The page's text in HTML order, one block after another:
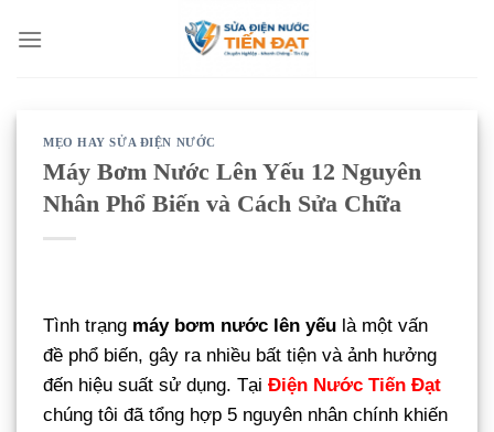
qua
MẸO HAY SỬA ĐIỆN NƯỚC
Máy Bơm Nước Lên Yếu 12 Nguyên
Nhân Phổ Biến và Cách Sửa Chữa
Tình trạng máy bơm nước lên yếu là một vấn
đề phổ biến, gây ra nhiều bất tiện và ảnh hưởng
đến hiệu suất sử dụng. Tại Điện Nước Tiến Đạt
chúng tôi đã tổng hợp 5 nguyên nhân chính khiến